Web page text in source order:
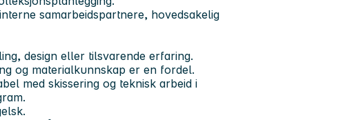
samarbeidspartnere, hovedsakelig
design eller tilsvarende erfaring.
og materialkunnskap er en fordel.
med skissering og teknisk arbeid i